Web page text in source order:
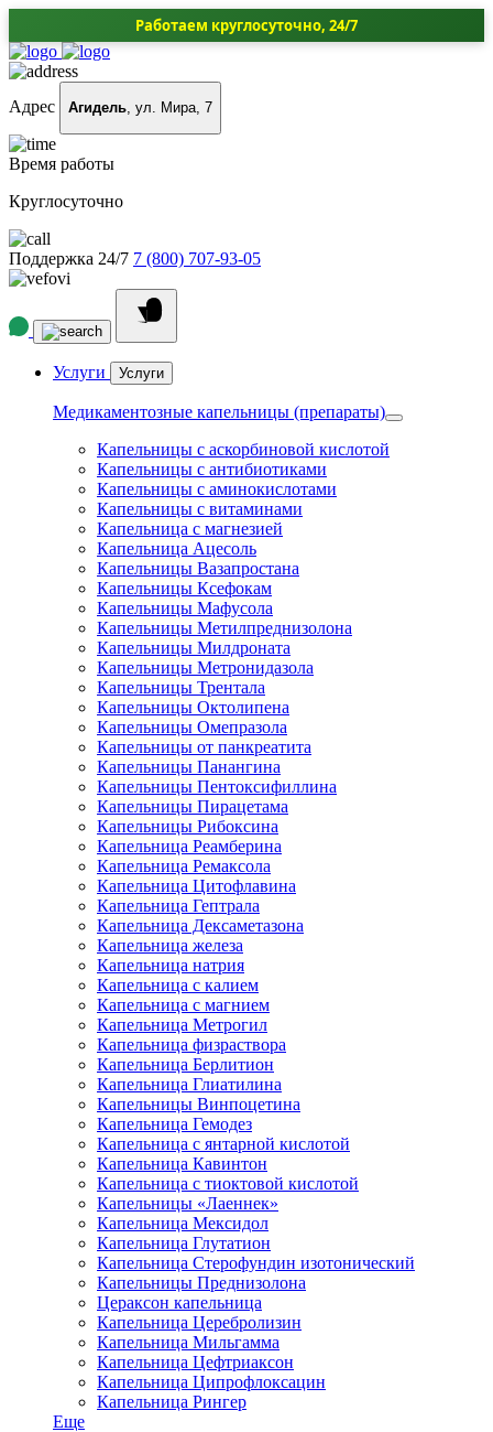
Работаем круглосуточно, 24/7
Адрес Агидель, ул. Мира, 7
Время работы
Круглосуточно
Поддержка 24/7 7 (800) 707-93-05
Услуги Услуги
Медикаментозные капельницы (препараты)
Капельницы с аскорбиновой кислотой
Капельницы с антибиотиками
Капельницы с аминокислотами
Капельницы с витаминами
Капельница с магнезией
Капельница Ацесоль
Капельницы Вазапростана
Капельницы Ксефокам
Капельницы Мафусола
Капельницы Метилпреднизолона
Капельницы Милдроната
Капельницы Метронидазола
Капельницы Трентала
Капельницы Октолипена
Капельницы Омепразола
Капельницы от панкреатита
Капельницы Панангина
Капельницы Пентоксифиллина
Капельницы Пирацетама
Капельницы Рибоксина
Капельница Реамберина
Капельница Ремаксола
Капельница Цитофлавина
Капельница Гептрала
Капельница Дексаметазона
Капельница железа
Капельница натрия
Капельница с калием
Капельница с магнием
Капельница Метрогил
Капельница физраствора
Капельница Берлитион
Капельница Глиатилина
Капельницы Винпоцетина
Капельница Гемодез
Капельница с янтарной кислотой
Капельница Кавинтон
Капельница с тиоктовой кислотой
Капельницы «Лаеннек»
Капельница Мексидол
Капельница Глутатион
Капельница Стерофундин изотонический
Капельницы Преднизолона
Цераксон капельница
Капельница Церебролизин
Капельница Мильгамма
Капельница Цефтриаксон
Капельница Ципрофлоксацин
Капельница Рингер
Еще